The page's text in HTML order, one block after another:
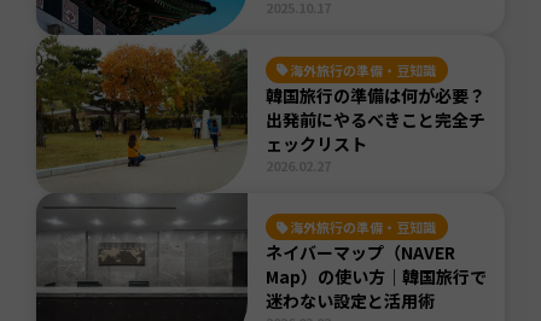
海外旅行の準備・豆知識
韓国旅行の準備は何が必要？
出発前にやるべきこと完全チ
ェックリスト
海外旅行の準備・豆知識
ネイバーマップ（NAVER
Map）の使い方｜韓国旅行で
迷わない設定と活用術